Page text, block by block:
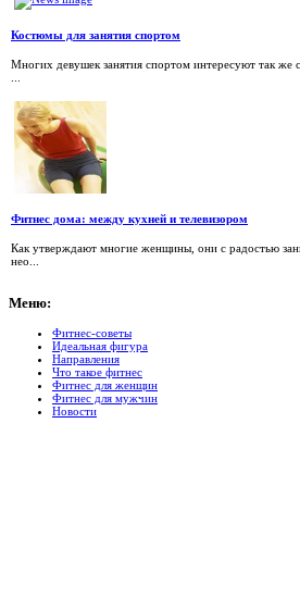
Костюмы для занятия спортом
Многих девушек занятия спортом интересуют так же
Фитнес дома: между кухней и телевизором
Как утверждают многие женщины, они с радостью
нео...
Меню:
Фитнес-советы
Идеальная фигура
Направления
Что такое фитнес
Фитнес для женщин
Фитнес для мужчин
Новости